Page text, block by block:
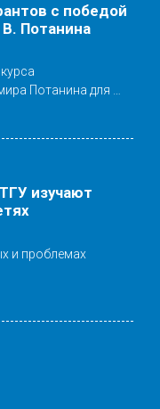
с победой
Потанина
Потанина для …
изучают
и проблемах